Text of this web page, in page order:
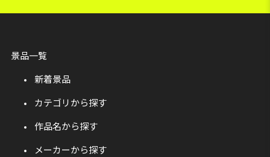
景品一覧
新着景品
カテゴリから探す
作品名から探す
メーカーから探す